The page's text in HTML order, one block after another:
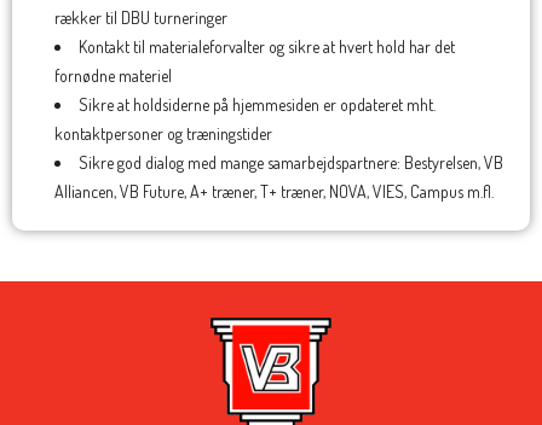
rækker til DBU turneringer
Kontakt til materialeforvalter og sikre at hvert hold har det
fornødne materiel
Sikre at holdsiderne på hjemmesiden er opdateret mht.
kontaktpersoner og træningstider
Sikre god dialog med mange samarbejdspartnere: Bestyrelsen, VB
Alliancen, VB Future, A+ træner, T+ træner, NOVA, VIES, Campus m.fl.